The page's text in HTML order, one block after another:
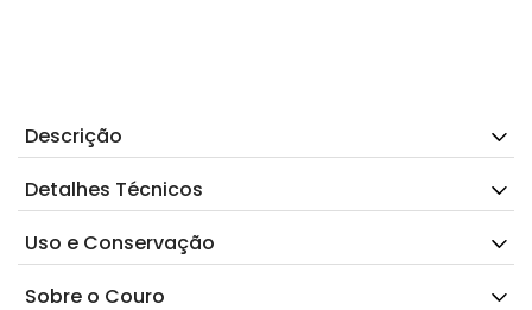
Descrição
Detalhes Técnicos
Uso e Conservação
Sobre o Couro